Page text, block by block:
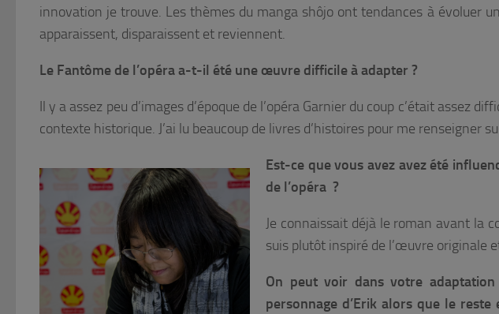
innovation je trouve. Les thèmes du manga shôjo ont tendances à évoluer
apparaissent, disparaissent et reviennent.
Le Fantôme de l’opéra a-t-il été une œuvre difficile à adapter ?
Il y a assez peu d’images d’époque de l’opéra Garnier du coup c’était assez
contexte historique. J’ai lu beaucoup de livres d’histoires pour me renseigner
Est-ce que vous avez avez été
de l’opéra ?
Je connaissait déjà le roman avant la
suis plutôt inspiré de l’œuvre originale
On peut voir dans votre
personnage d’Erik alors que le